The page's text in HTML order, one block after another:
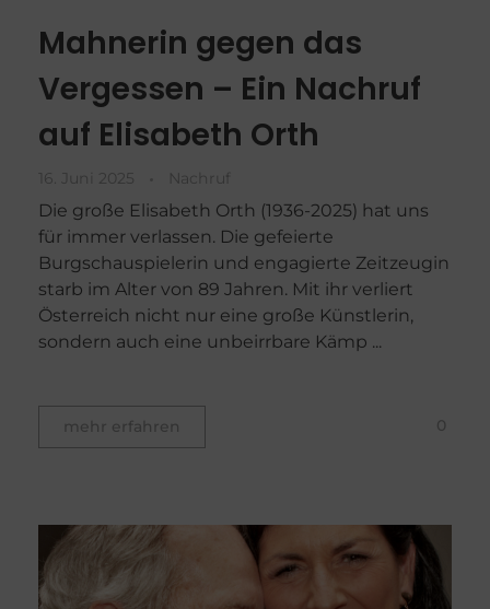
Mahnerin gegen das
Vergessen – Ein Nachruf
auf Elisabeth Orth
16. Juni 2025 Nachruf
Die große Elisabeth Orth (1936-2025) hat uns
für immer verlassen. Die gefeierte
Burgschauspielerin und engagierte Zeitzeugin
starb im Alter von 89 Jahren. Mit ihr verliert
Österreich nicht nur eine große Künstlerin,
sondern auch eine unbeirrbare Kämp ...
mehr erfahren 0